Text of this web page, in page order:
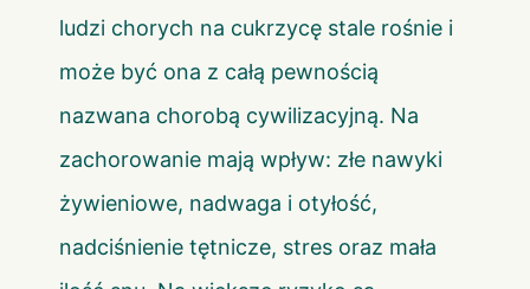
ludzi chorych na cukrzycę stale rośnie i
może być ona z całą pewnością
nazwana chorobą cywilizacyjną. Na
zachorowanie mają wpływ: złe nawyki
żywieniowe, nadwaga i otyłość,
nadciśnienie tętnicze, stres oraz mała